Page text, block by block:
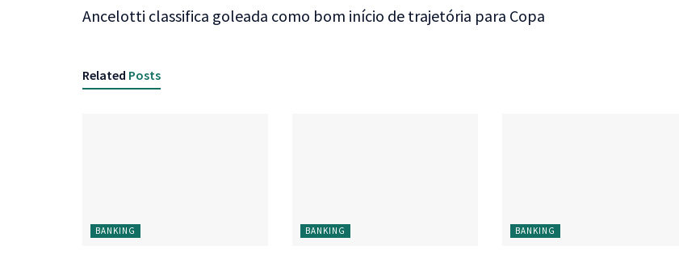
Ancelotti classifica goleada como bom início de trajetória para Copa
Related Posts
BANKING BANKING BANKING